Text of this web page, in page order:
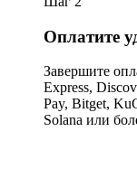
Оплатите
Завершите
Express,
Pay, Bitget,
Solana или